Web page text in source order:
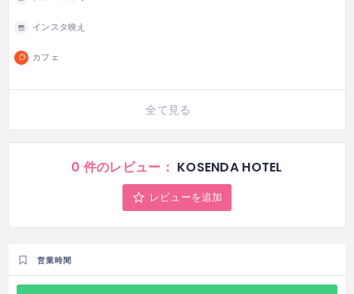
インスタ映え
カフェ
全て見る
0 件のレビュー： KOSENDA HOTEL
レビューを追加
営業時間